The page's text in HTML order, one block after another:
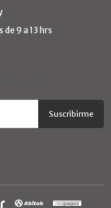
de 9 a 13 hrs
Suscribirme